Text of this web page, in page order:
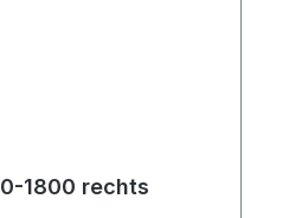
1800 rechts